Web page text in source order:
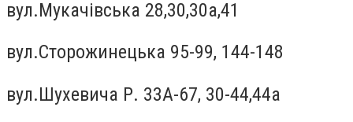
вул.Мукачiвська 28,30,30а,41
вул.Сторожинецька 95-99, 144-148
вул.Шухевича Р. 33А-67, 30-44,44а